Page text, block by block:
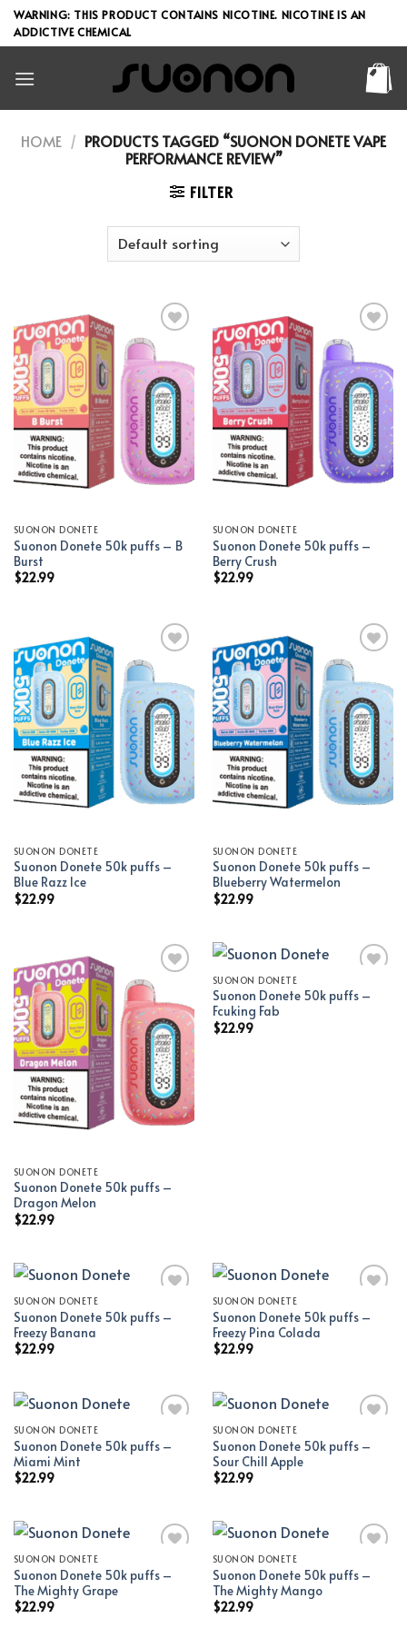
Skip
to
WARNING: THIS PRODUCT CONTAINS NICOTINE. NICOTINE IS AN
ADDICTIVE CHEMICAL
HOME / PRODUCTS TAGGED “SUONON DONETE VAPE
PERFORMANCE REVIEW”
FILTER
Add to wishlist
SUONON DONETE
Suonon Donete 50k puffs – B
Burst
$22.99
Add to wishlist
SUONON DONETE
Suonon Donete 50k puffs –
Berry Crush
$22.99
Add to wishlist
SUONON DONETE
Suonon Donete 50k puffs –
Blue Razz Ice
$22.99
Add to wishlist
SUONON DONETE
Suonon Donete 50k puffs –
Blueberry Watermelon
$22.99
Add to wishlist
SUONON DONETE
Suonon Donete 50k puffs –
Dragon Melon
$22.99
Add to wishlist
SUONON DONETE
Suonon Donete 50k puffs –
Fcuking Fab
$22.99
Add to wishlist
SUONON DONETE
Suonon Donete 50k puffs –
Freezy Banana
$22.99
Add to wishlist
SUONON DONETE
Suonon Donete 50k puffs –
Freezy Pina Colada
$22.99
Add to wishlist
SUONON DONETE
Suonon Donete 50k puffs –
Miami Mint
$22.99
Add to wishlist
SUONON DONETE
Suonon Donete 50k puffs –
Sour Chill Apple
$22.99
Add to wishlist
SUONON DONETE
Suonon Donete 50k puffs –
The Mighty Grape
$22.99
Add to wishlist
SUONON DONETE
Suonon Donete 50k puffs –
The Mighty Mango
$22.99